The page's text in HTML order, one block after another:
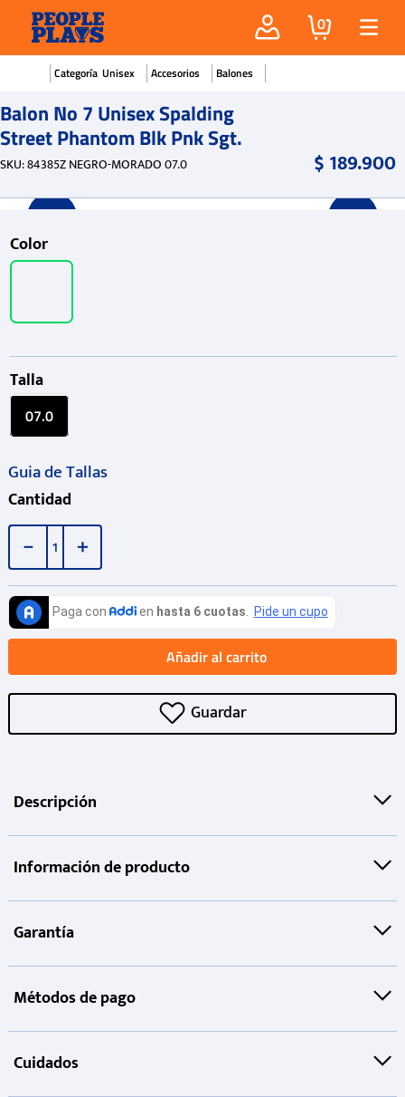
0
Unisex Accesorios Balones
Balon No 7 Unisex Spalding
Street Phantom Blk Pnk Sgt.
SKU:84385Z NEGRO-MORADO 07.0 $189.900
Color
Talla
07.0
Guia de Tallas
Cantidad
＋
－
Añadir al carrito
Descripción
Información de producto
Garantía
Métodos de pago
Cuidados